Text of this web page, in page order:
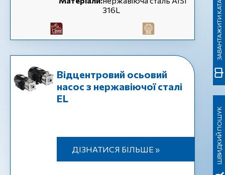
316L
Відцентровий осьовий
насос з нержавіючої сталі
EL
ДІЗНАТИСЯ БІЛЬШЕ » ШВИДКИЙ ПОШУК
ЗАВАНТАЖИТИ КАТАЛОГ